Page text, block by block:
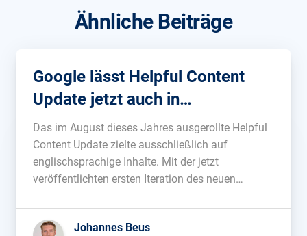
Ähnliche Beiträge
Google lässt Helpful Content
Update jetzt auch in
Deutschland frei
Das im August dieses Jahres ausgerollte Helpful
Content Update zielte ausschließlich auf
englischsprachige Inhalte. Mit der jetzt
veröffentlichten ersten Iteration des neuen
Sprachen neu bewertet....
Johannes Beus